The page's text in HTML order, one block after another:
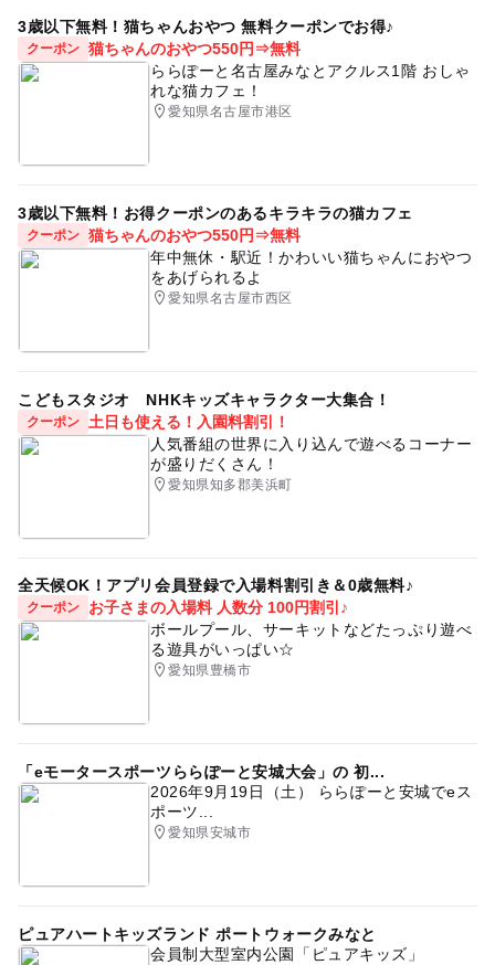
3歳以下無料！猫ちゃんおやつ 無料クーポンでお得♪
クーポン 猫ちゃんのおやつ550円⇒無料
ららぽーと名古屋みなとアクルス1階 おしゃ
れな猫カフェ！
愛知県名古屋市港区
3歳以下無料！お得クーポンのあるキラキラの猫カフェ
クーポン 猫ちゃんのおやつ550円⇒無料
年中無休・駅近！かわいい猫ちゃんにおやつ
をあげられるよ
愛知県名古屋市西区
こどもスタジオ NHKキッズキャラクター大集合！
クーポン
土日も使える！入園料割引！
人気番組の世界に入り込んで遊べるコーナー
が盛りだくさん！
愛知県知多郡美浜町
全天候OK！アプリ会員登録で入場料割引き＆0歳無料♪
クーポン
お子さまの入場料 人数分 100円割引♪
ボールプール、サーキットなどたっぷり遊べ
る遊具がいっぱい☆
愛知県豊橋市
「eモータースポーツららぽーと安城大会」の 初...
2026年9月19日（土） ららぽーと安城でeス
ポーツ...
愛知県安城市
ピュアハートキッズランド ポートウォークみなと
会員制大型室内公園「ピュアキッズ」